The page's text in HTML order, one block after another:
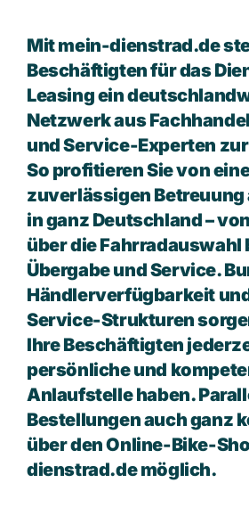
Mit mein-dienstrad.de
Beschäftigten für das
Leasing ein
Netzwerk aus
und Service-Experten
So profitieren Sie von
zuverlässigen Betreuung
in ganz Deutschland –
über die Fahrradauswahl
Übergabe und Service.
Händlerverfügbarkeit
Service-Strukturen
Ihre Beschäftigten
persönliche und
Anlaufstelle haben.
Bestellungen auch ganz
über den Online-Bike-
dienstrad.de möglich.